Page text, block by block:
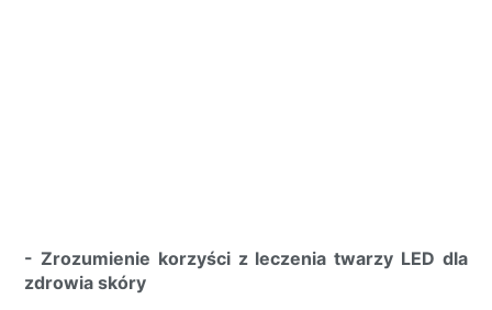
- Zrozumienie korzyści z leczenia twarzy LED dla
zdrowia skóry